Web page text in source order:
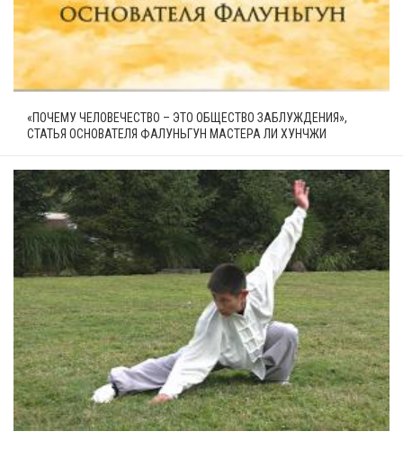
«ПОЧЕМУ ЧЕЛОВЕЧЕСТВО – ЭТО ОБЩЕСТВО ЗАБЛУЖДЕНИЯ»,
СТАТЬЯ ОСНОВАТЕЛЯ ФАЛУНЬГУН МАСТЕРА ЛИ ХУНЧЖИ